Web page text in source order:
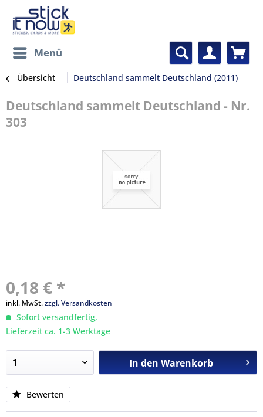
Menü
Übersicht Deutschland sammelt Deutschland (2011)
Deutschland sammelt Deutschland - Nr.
303
0,18 € *
inkl. MwSt.zzgl. Versandkosten
Sofort versandfertig,
Lieferzeit ca. 1-3 Werktage
In den Warenkorb
Bewerten